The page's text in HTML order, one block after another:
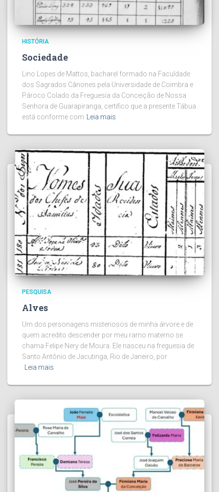
HISTÓRIA
Sociedade
Lino Lopes de Mattos, bacharel formado na Faculdade
dos Sagrados Cânones pela Universidade de Coimbra e
Pároco Colado da Freguesia da Conceição de Nossa
Senhora de Guarapiranga, certifico que a presente Tábua
está conforme com
Leia mais
PESQUISA
Alves
Um dos personagens misteriosos de minha árvore e de
quem acredito descender por meu ramo materno se
chama Felipe Nery de Moura. Ele nasceu na freguesia de
Santo Antônio de Jacutinga, Rio de Janeiro, por
Leia mais